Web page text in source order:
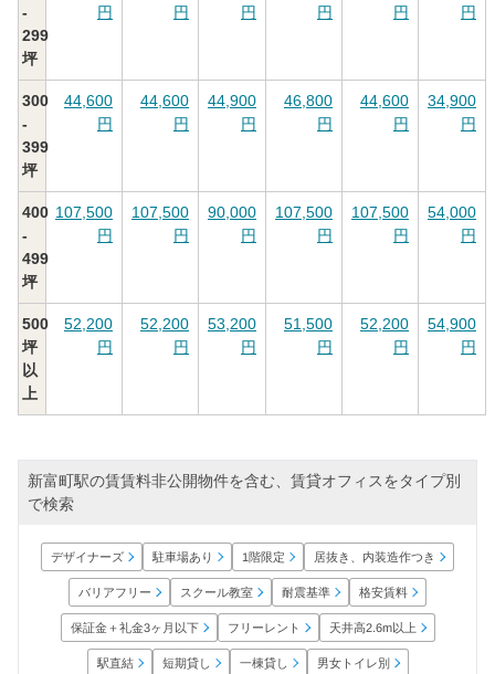
-
299
坪
円
円
円
円
円
円
300
-
399
坪
44,600
円
44,600
円
44,900
円
46,800
円
44,600
円
34,900
円
400
-
499
坪
107,500
円
107,500
円
90,000
円
107,500
円
107,500
円
54,000
円
500
坪
以
上
52,200
円
52,200
円
53,200
円
51,500
円
52,200
円
54,900
円
新富町駅の賃賃料非公開物件を含む、賃貸オフィスをタイプ別
で検索
デザイナーズ 駐車場あり 1階限定 居抜き、内装造作つき
バリアフリー スクール教室 耐震基準 格安賃料
保証金＋礼金3ヶ月以下 フリーレント 天井高2.6m以上
駅直結 短期貸し 一棟貸し 男女トイレ別